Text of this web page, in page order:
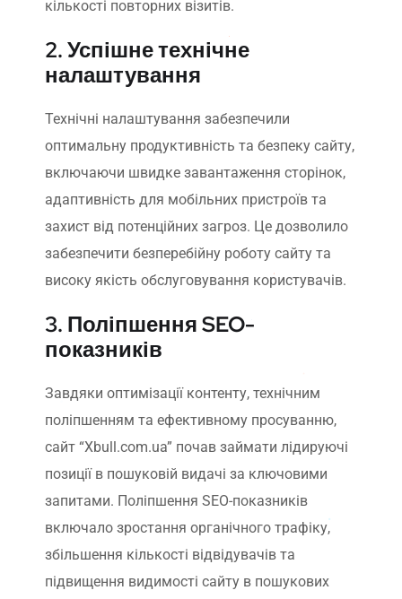
кількості повторних візитів.
2. Успішне технічне
налаштування
Технічні налаштування забезпечили
оптимальну продуктивність та безпеку сайту,
включаючи швидке завантаження сторінок,
адаптивність для мобільних пристроїв та
захист від потенційних загроз. Це дозволило
забезпечити безперебійну роботу сайту та
високу якість обслуговування користувачів.
3. Поліпшення SEO-
показників
Завдяки оптимізації контенту, технічним
поліпшенням та ефективному просуванню,
сайт “Xbull.com.ua” почав займати лідируючі
позиції в пошуковій видачі за ключовими
запитами. Поліпшення SEO-показників
включало зростання органічного трафіку,
збільшення кількості відвідувачів та
підвищення видимості сайту в пошукових